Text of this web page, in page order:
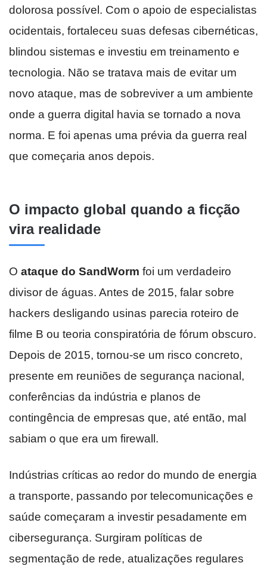
dolorosa possível. Com o apoio de especialistas
ocidentais, fortaleceu suas defesas cibernéticas,
blindou sistemas e investiu em treinamento e
tecnologia. Não se tratava mais de evitar um
novo ataque, mas de sobreviver a um ambiente
onde a guerra digital havia se tornado a nova
norma. E foi apenas uma prévia da guerra real
que começaria anos depois.
O impacto global quando a ficção
vira realidade
O ataque do SandWorm foi um verdadeiro
divisor de águas. Antes de 2015, falar sobre
hackers desligando usinas parecia roteiro de
filme B ou teoria conspiratória de fórum obscuro.
Depois de 2015, tornou-se um risco concreto,
presente em reuniões de segurança nacional,
conferências da indústria e planos de
contingência de empresas que, até então, mal
sabiam o que era um firewall.
Indústrias críticas ao redor do mundo de energia
a transporte, passando por telecomunicações e
saúde começaram a investir pesadamente em
cibersegurança. Surgiram políticas de
segmentação de rede, atualizações regulares